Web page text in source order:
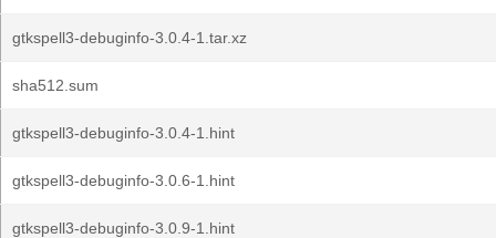
gtkspell3-debuginfo-3.0.4-1.tar.xz
sha512.sum
gtkspell3-debuginfo-3.0.4-1.hint
gtkspell3-debuginfo-3.0.6-1.hint
gtkspell3-debuginfo-3.0.9-1.hint